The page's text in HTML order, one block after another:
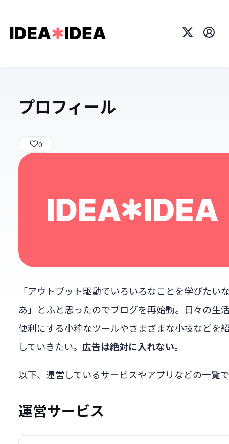
X プロ
プロフィール
0
「アウトプット駆動でいろいろなことを学びたい
あ」とふと思ったのでブログを再始動。日々の生
便利にする小粋なツールやさまざまな小技などを
していきたい。 広告は絶対に入れない。
以下、運営しているサービスやアプリなどの一覧
運営サービス